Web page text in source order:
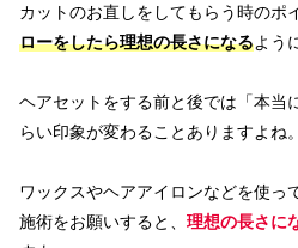
カットのお直しをしてもらう時のポ
ローをしたら理想の長さになるよう
ヘアセットをする前と後では「本当
らい印象が変わることありますよね。
ワックスやヘアアイロンなどを使っ
施術をお願いすると、 理想の長さに